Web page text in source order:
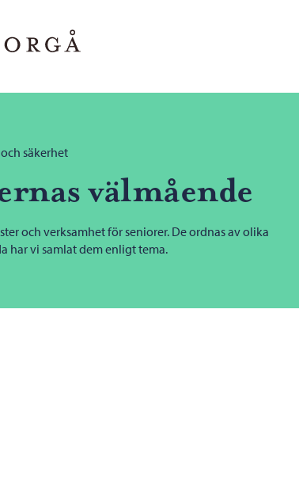
säkerhet
välmående
och verksamhet för seniorer. De ordnas av olika
har vi samlat dem enligt tema.